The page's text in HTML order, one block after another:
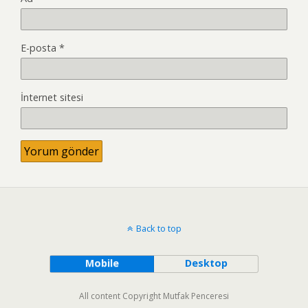
E-posta *
İnternet sitesi
Back to top
Mobile Desktop
All content Copyright Mutfak Penceresi